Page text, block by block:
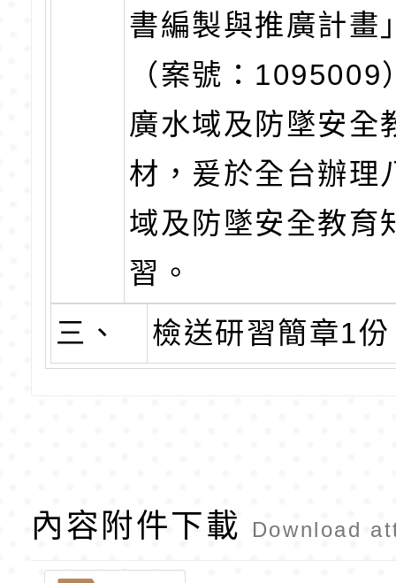
書編製與推廣計畫
（案號：1095009
廣水域及防墜安全
材，爰於全台辦理
域及防墜安全教育
習。
三、
檢送研習簡章1
內容附件下載 Download